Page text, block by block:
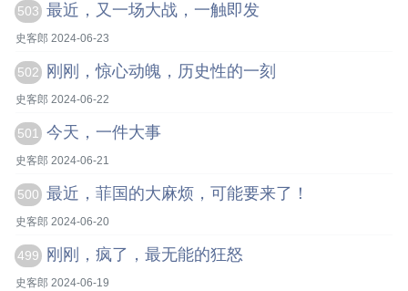
503 最近，又一场大战，一触即发
史客郎 2024-06-23
502 刚刚，惊心动魄，历史性的一刻
史客郎 2024-06-22
501 今天，一件大事
史客郎 2024-06-21
500 最近，菲国的大麻烦，可能要来了！
史客郎 2024-06-20
499 刚刚，疯了，最无能的狂怒
史客郎 2024-06-19